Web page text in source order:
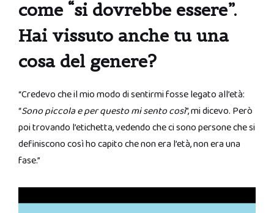
come “si dovrebbe essere”.
Hai vissuto anche tu una
cosa del genere?
“Credevo che il mio modo di sentirmi fosse legato all’età:
“Sono piccola e per questo mi sento così”, mi dicevo. Però
poi trovando l’etichetta, vedendo che ci sono persone che si
definiscono così ho capito che non era l’età, non era una
fase.”